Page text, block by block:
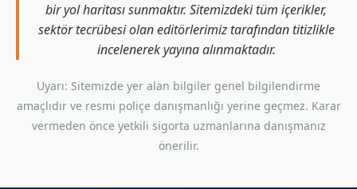
bir yol haritası sunmaktır. Sitemizdeki tüm içerikler,
sektör tecrübesi olan editörlerimiz tarafından titizlikle
incelenerek yayına alınmaktadır.
Uyarı: Sitemizde yer alan bilgiler genel bilgilendirme
amaçlıdır ve resmi poliçe danışmanlığı yerine geçmez. Karar
vermeden önce yetkili sigorta uzmanlarına danışmanız
önerilir.